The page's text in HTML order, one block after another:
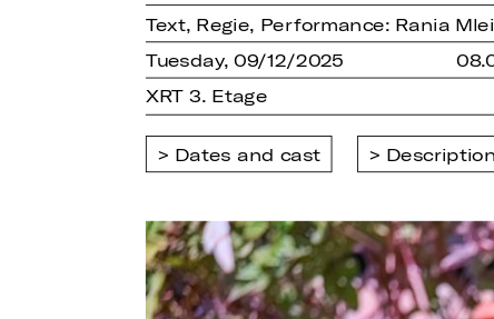
Text, Regie, Performance: Rania
Tuesday, 09/12/2025
XRT 3. Etage
Dates and cast Description